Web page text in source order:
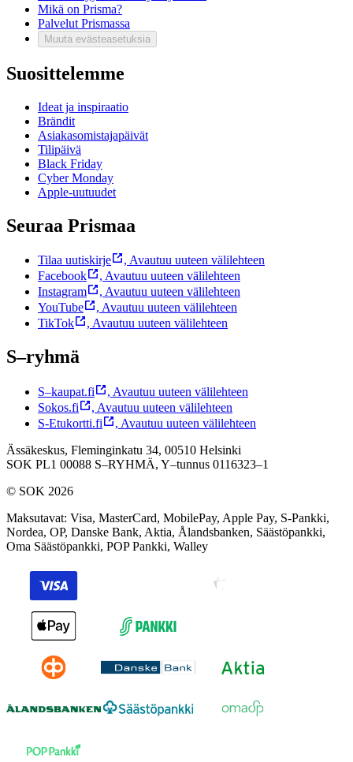
Mikä on Prisma?
Palvelut Prismassa
Muuta evästeasetuksia
Suosittelemme
Ideat ja inspiraatio
Brändit
Asiakasomistajapäivät
Tilipäivä
Black Friday
Cyber Monday
Apple-uutuudet
Seuraa Prismaa
Tilaa uutiskirje , Avautuu uuteen välilehteen
Facebook
, Avautuu uuteen välilehteen
Instagram
, Avautuu uuteen välilehteen
YouTube
, Avautuu uuteen välilehteen
TikTok
, Avautuu uuteen välilehteen
S–ryhmä
S–kaupat.fi , Avautuu uuteen välilehteen
Sokos.fi
, Avautuu uuteen välilehteen
S-Etukortti.fi
, Avautuu uuteen välilehteen
Ässäkeskus, Fleminginkatu 34, 00510 Helsinki
SOK PL1 00088 S–RYHMÄ, Y–tunnus 0116323–1
© SOK 2026
Maksutavat: Visa, MasterCard, MobilePay, Apple Pay, S-Pankki,
Nordea, OP, Danske Bank, Aktia, Ålandsbanken, Säästöpankki,
Oma Säästöpankki, POP Pankki, Walley